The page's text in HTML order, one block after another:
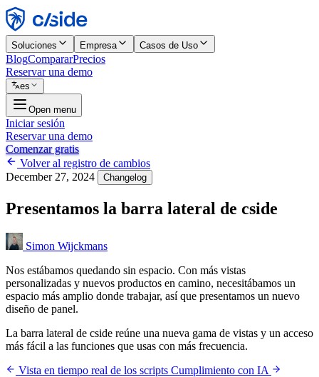
Rechazar
Soluciones Empresa Casos de Uso
BlogCompararPrecios
Reservar una demo
es
Open menu
Iniciar sesión
Reservar una demo
Comenzar gratis
Volver al registro de cambios
December 27, 2024
Changelog
Presentamos la barra lateral de cside
Simon Wijckmans
Nos estábamos quedando sin espacio. Con más vistas
personalizadas y nuevos productos en camino, necesitábamos un
espacio más amplio donde trabajar, así que presentamos un nuevo
diseño de panel.
La barra lateral de cside reúne una nueva gama de vistas y un acceso
más fácil a las funciones que usas con más frecuencia.
Vista en tiempo real de los scripts Cumplimiento con IA